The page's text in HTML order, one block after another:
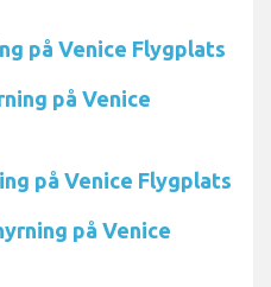
på Venice Flygplats
på Venice
på Venice Flygplats
på Venice